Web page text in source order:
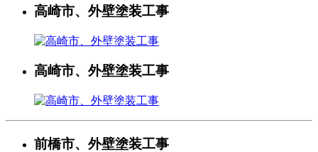
高崎市、外壁塗装工事
高崎市、外壁塗装工事
前橋市、外壁塗装工事